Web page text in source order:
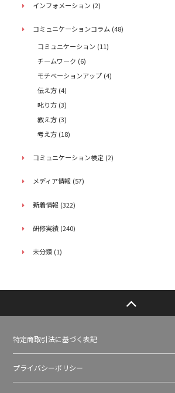
インフォメーション (2)
コミュニケーションコラム (48)
コミュニケーション (11)
チームワーク (6)
モチベーションアップ (4)
伝え方 (4)
叱り方 (3)
教え方 (3)
考え方 (18)
コミュニケーション検定 (2)
メディア情報 (57)
新着情報 (322)
研修実績 (240)
未分類 (1)
特定商取引法に基づく表記
プライバシーポリシー